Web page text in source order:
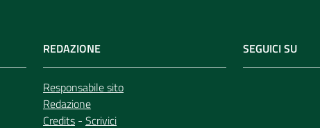
REDAZIONE
Responsabile sito
Redazione
Credits - Scrivici
SEGUICI SU